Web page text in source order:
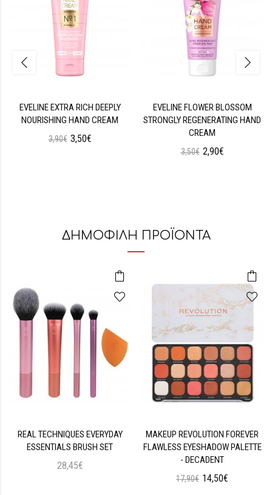
EVELINE EXTRA RICH DEEPLY
NOURISHING HAND CREAM
3,90€ 3,50€
EVELINE FLOWER BLOSSOM
STRONGLY REGENERATING HAND
CREAM
3,50€ 2,90€
ΔΗΜΟΦΙΛΗ ΠΡΟΪΟΝΤΑ
REAL TECHNIQUES EVERYDAY
ESSENTIALS BRUSH SET
28,45€
MAKEUP REVOLUTION FOREVER
FLAWLESS EYESHADOW PALETTE
- DECADENT
17,90€ 14,50€